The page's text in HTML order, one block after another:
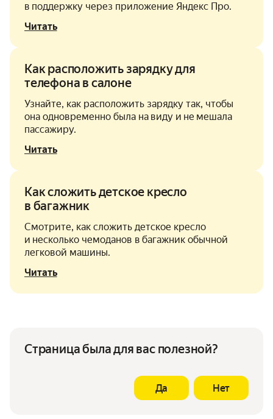
в поддержку через приложение Яндекс Про.
Читать
Как расположить зарядку для
телефона в салоне
Узнайте, как расположить зарядку так, чтобы
она одновременно была на виду и не мешала
пассажиру.
Читать
Как сложить детское кресло
в багажник
Смотрите, как сложить детское кресло
и несколько чемоданов в багажник обычной
легковой машины.
Читать
Страница была для вас полезной?
Да Нет